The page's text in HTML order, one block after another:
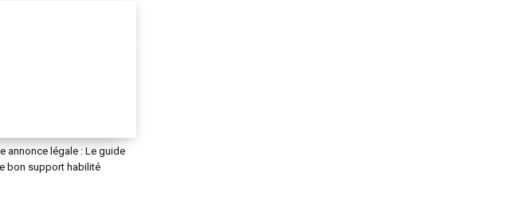
annonce légale : Le guide
bon support habilité